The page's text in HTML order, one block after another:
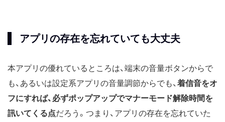
アプリの存在を忘れていても大丈夫
本アプリの優れているところは、端末の音量ボタンからで
も、あるいは設定系アプリの音量調節からでも、 着信音をオ
フにすれば、必ずポップアップでマナーモード解除時間を
訊いてくる点だろう。つまり、アプリの存在を忘れていた